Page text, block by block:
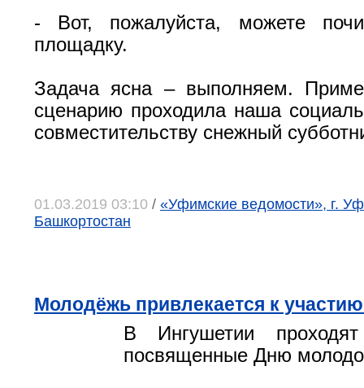
- Вот, пожалуйста, можете
площадку.
Задача ясна – выполняем.
сценарию проходила наша
совместительству снежный
01.03.2019 03:10 / «Уфимские ведомости», г.
Башкортостан
Молодёжь привлекается к
В Ингушетии
посвященные Дню